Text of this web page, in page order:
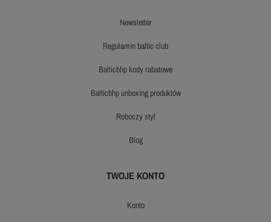
newsletter
regulamin baltic club
balticbhp kody rabatowe
balticbhp unboxing produktów
roboczy styl
blog
TWOJE KONTO
konto